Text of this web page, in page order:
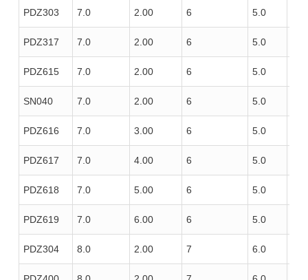
PDZ303 7.0 2.00 6 5.0
PDZ317 7.0 2.00 6 5.0
PDZ615 7.0 2.00 6 5.0
SN040 7.0 2.00 6 5.0
PDZ616 7.0 3.00 6 5.0
PDZ617 7.0 4.00 6 5.0
PDZ618 7.0 5.00 6 5.0
PDZ619 7.0 6.00 6 5.0
PDZ304 8.0 2.00 7 6.0